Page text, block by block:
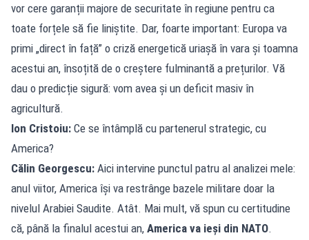
vor cere garanții majore de securitate în regiune pentru ca
toate forțele să fie liniștite. Dar, foarte important: Europa va
primi „direct în față” o criză energetică uriașă în vara și toamna
acestui an, însoțită de o creștere fulminantă a prețurilor. Vă
dau o predicție sigură: vom avea și un deficit masiv în
agricultură.
Ion Cristoiu: Ce se întâmplă cu partenerul strategic, cu
America?
Călin Georgescu: Aici intervine punctul patru al analizei mele:
anul viitor, America își va restrânge bazele militare doar la
nivelul Arabiei Saudite. Atât. Mai mult, vă spun cu certitudine
că, până la finalul acestui an, America va ieși din NATO.